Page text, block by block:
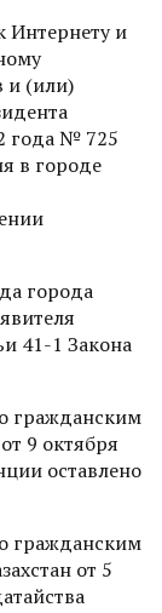
Интернету и
и (или)
года № 725
в городе
города
41-1 Закона
гражданским
9 октября
оставлено
гражданским
от 5